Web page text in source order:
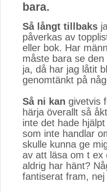
bara.
Så långt tillbaks
påverkas av
eller bok. Har
måste bara se
ja, då har jag låtit
genomtänkt på
Så ni kan givetvis
härja överallt så
inte det hade
som inte handlar
skulle kunna ge
av att läsa om t ex
aldrig har hänt?
fantiserat fram, nej